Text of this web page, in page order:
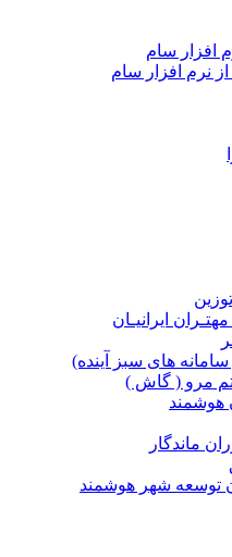
افزار سام
نرم افزار سام
ایرانیـان
های سبز آینده)
مرو ( گاش )
هوشمند
ماندگار
توسعه شهر هوشمند